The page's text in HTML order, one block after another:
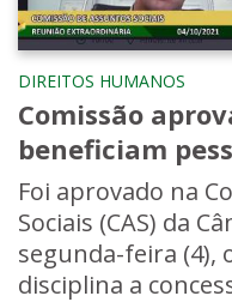
DIREITOS HUMANOS
Comissão
beneficiam
Foi aprovado na
Sociais (CAS) da
segunda-feira (4),
disciplina a